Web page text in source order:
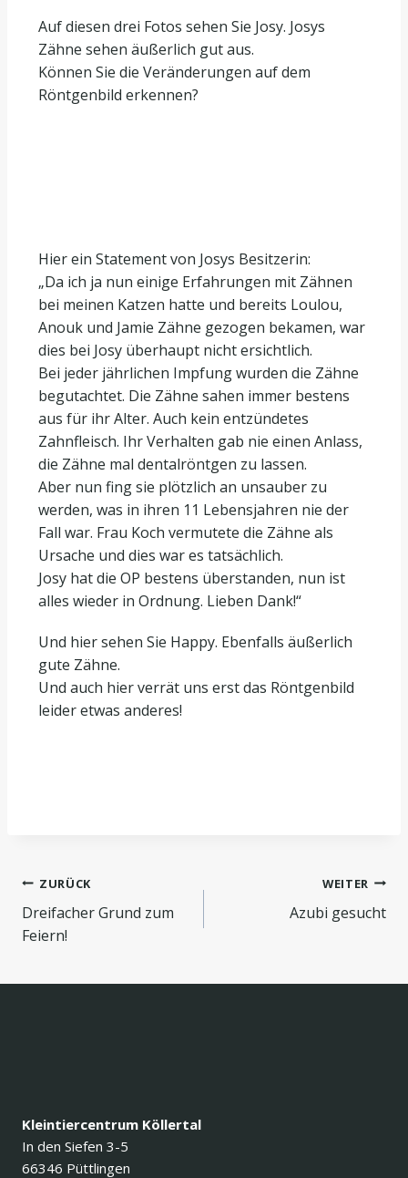
Auf diesen drei Fotos sehen Sie Josy. Josys
Zähne sehen äußerlich gut aus.
Können Sie die Veränderungen auf dem
Röntgenbild erkennen?
Hier ein Statement von Josys Besitzerin:
„Da ich ja nun einige Erfahrungen mit Zähnen
bei meinen Katzen hatte und bereits Loulou,
Anouk und Jamie Zähne gezogen bekamen, war
dies bei Josy überhaupt nicht ersichtlich.
Bei jeder jährlichen Impfung wurden die Zähne
begutachtet. Die Zähne sahen immer bestens
aus für ihr Alter. Auch kein entzündetes
Zahnfleisch. Ihr Verhalten gab nie einen Anlass,
die Zähne mal dentalröntgen zu lassen.
Aber nun fing sie plötzlich an unsauber zu
werden, was in ihren 11 Lebensjahren nie der
Fall war. Frau Koch vermutete die Zähne als
Ursache und dies war es tatsächlich.
Josy hat die OP bestens überstanden, nun ist
alles wieder in Ordnung. Lieben Dank!“
Und hier sehen Sie Happy. Ebenfalls äußerlich
gute Zähne.
Und auch hier verrät uns erst das Röntgenbild
leider etwas anderes!
ZURÜCK
Dreifacher Grund zum
Feiern!
WEITER
Azubi gesucht
Kleintiercentrum Köllertal
In den Siefen 3-5
66346 Püttlingen